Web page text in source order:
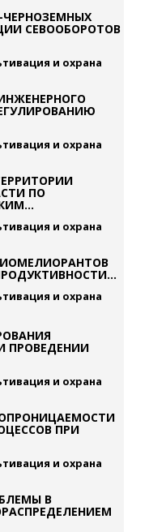
ЧЕРНОЗЕМНЫХ
СЕВООБОРОТОВ
и охрана
и охрана
ПО
и охрана
и охрана
ПРОВЕДЕНИИ
и охрана
ПРИ
и охрана
В